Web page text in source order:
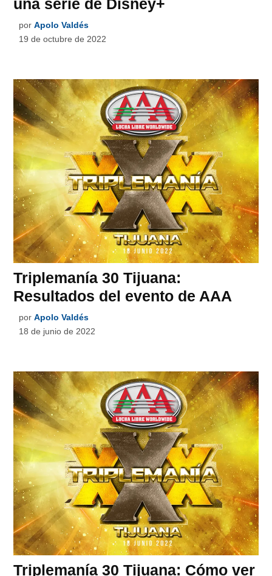
por Apolo Valdés
19 de octubre de 2022
Triplemanía 30 Tijuana:
Resultados del evento de AAA
por Apolo Valdés
18 de junio de 2022
Triplemanía 30 Tijuana: Cómo ver